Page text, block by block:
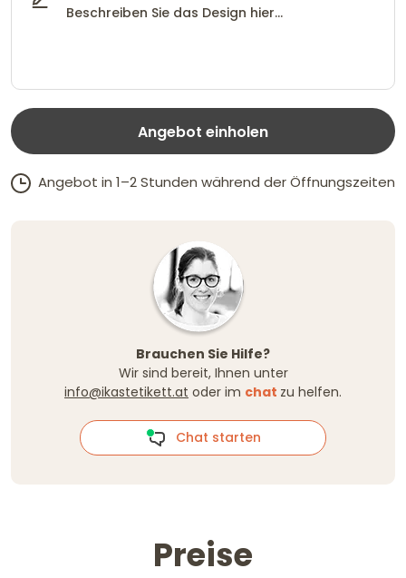
Angebot einholen
Angebot in 1–2 Stunden während der Öffnungszeiten
Brauchen Sie Hilfe?
Wir sind bereit, Ihnen unter
info@ikastetikett.at oder im chat zu helfen.
Chat starten
Preise